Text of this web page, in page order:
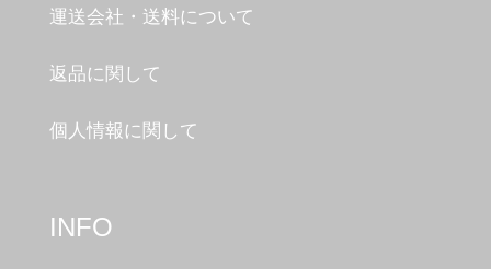
運送会社・送料について
返品に関して
個人情報に関して
INFO